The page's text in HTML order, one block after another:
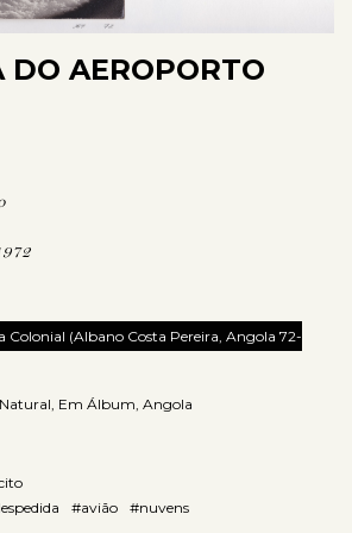
AEROPORTO
Colonial (Albano Costa Pereira, Angola 72-
Natural Em Álbum Angola
#avião #nuvens